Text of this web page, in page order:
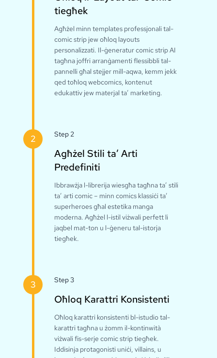
tiegħek
Agħżel minn templates professjonali tal-
comic strip jew oħloq layouts
personalizzati. Il-ġeneratur comic strip AI
tagħna joffri arranġamenti flessibbli tal-
pannelli għal stejjer mill-aqwa, kemm jekk
qed toħloq webcomics, kontenut
edukattiv jew materjal ta’ marketing.
2 Step 2
Agħżel Stili ta’ Arti
Predefiniti
Ibbrawżja l-librerija wiesgħa tagħna ta’ stili
ta’ arti comic – minn comics klassiċi ta’
superheroes għal estetika manga
moderna. Agħżel l-istil viżwali perfett li
jaqbel mat-ton u l-ġeneru tal-istorja
tiegħek.
3 Step 3
Oħloq Karattri Konsistenti
Oħloq karattri konsistenti bl-istudio tal-
karattri tagħna u żomm il-kontinwità
viżwali fis-serje comic strip tiegħek.
Iddisinja protagonisti uniċi, villains, u